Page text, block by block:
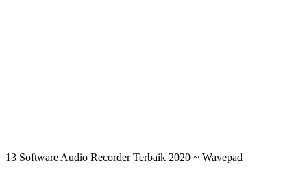
13 Software Audio Recorder Terbaik 2020 ~ Wavepad